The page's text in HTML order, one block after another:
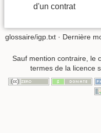
d'un contrat
glossaire/igp.txt · Dernière
Sauf mention contraire, le
termes de la licence